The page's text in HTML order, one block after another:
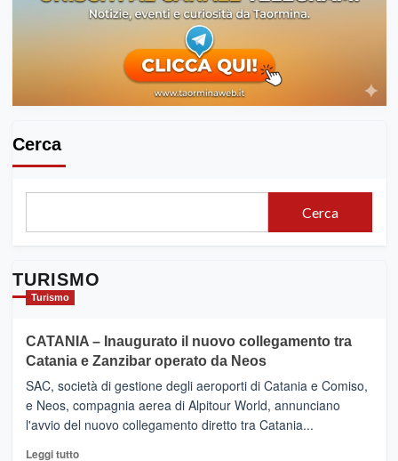
Cerca
Cerca
TURISMO
Turismo
CATANIA – Inaugurato il nuovo collegamento tra
Catania e Zanzibar operato da Neos
SAC, società di gestione degli aeroporti di Catania e Comiso,
e Neos, compagnia aerea di Alpitour World, annunciano
l'avvio del nuovo collegamento diretto tra Catania...
Leggi tuttoLeggi